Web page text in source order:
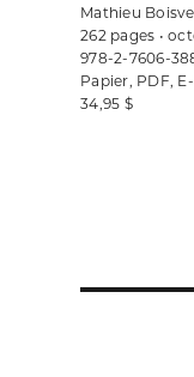
Mathieu
262 pages •
978-2-7606-
Papier, PDF,
34,95 $